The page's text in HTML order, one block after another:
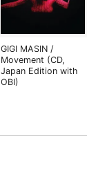
GIGI MASIN /
Movement (CD,
Japan Edition with
OBI)